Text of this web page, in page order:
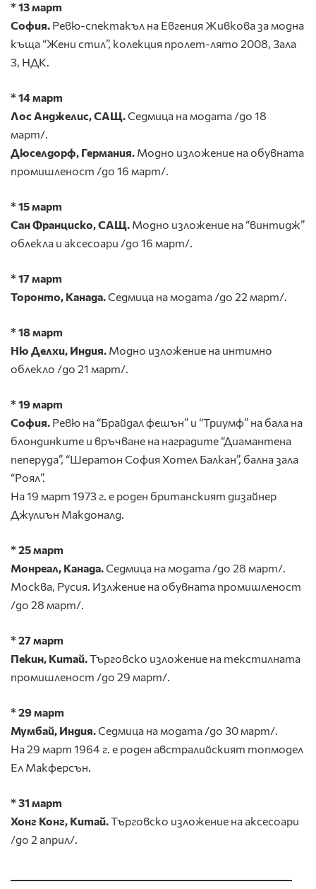
* 13 март
София. Ревю-спектакъл на Евгения Живкова за модна
къща “Жени стил”, колекция пролет-лято 2008, Зала
3, НДК.
* 14 март
Лос Анджелис, САЩ.Седмица на модата /до 18
март/.
Дюселдорф, Германия. Модно изложение на обувната
промишленост /до 16 март/.
* 15 март
Сан Франциско, САЩ. Модно изложение на “винтидж”
облекла и аксесоари /до 16 март/.
* 17 март
Торонто, Канада.Седмица на модата /до 22 март/.
* 18 март
Ню Делхи, Индия. Модно изложение на интимно
облекло /до 21 март/.
* 19 март
София. Ревю на “Брайдал фешън” и “Триумф” на бала на
блондинките и връчване на наградите “Диамантена
пеперуда”, “Шератон София Хотел Балкан”, бална зала
“Роял”.
На 19 март 1973 г. е роден британският дизайнер
Джулиън Макдоналд.
* 25 март
Монреал, Канада.Седмица на модата /до 28 март/.
Москва, Русия. Излжение на обувната промишленост
/до 28 март/.
* 27 март
Пекин, Китай.Търговско изложение на текстилната
промишленост /до 29 март/.
* 29 март
Мумбай, Индия.Седмица на модата /до 30 март/.
На 29 март 1964 г. е роден австралийският топмодел
Ел Макферсън.
* 31 март
Хонг Конг, Китай.Търговско изложение на аксесоари
/до 2 април/.